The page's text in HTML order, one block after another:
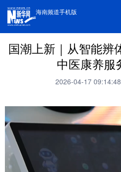
海南频道手机版
国潮上新｜从智能辨
中医康养服
2026-04-17 09:14:48